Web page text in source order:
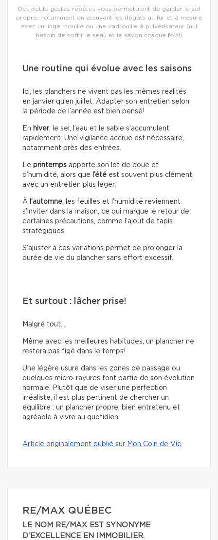
Des petits gestes répétés vous permettront de garder le sol
propre, notamment en essuyant les dégâts au fur et à mesure
avec un linge mouillé ou une vadrouille à pulvérisateur (nul
besoin de sortir le seau et le savon chaque fois!)
Une routine qui évolue avec les saisons
Ici, les planchers ne vivent pas les mêmes réalités
en janvier qu’en juillet. Adapter son entretien selon
la période de l’année est bien pensé!
En hiver, le sel, l’eau et le sable s’accumulent
rapidement. Une vigilance accrue est nécessaire,
notamment près des entrées.
Le printemps apporte son lot de boue et
d’humidité, alors que l’été est souvent plus clément,
avec un entretien plus léger.
À l’automne , les feuilles et l’humidité reviennent
s’inviter dans la maison, ce qui marque le retour de
certaines précautions, comme l’ajout de tapis
stratégiques.
S’ajuster à ces variations permet de prolonger la
durée de vie du plancher sans effort excessif.
Et surtout : lâcher prise!
Malgré tout…
Même avec les meilleures habitudes, un plancher ne
restera pas figé dans le temps!
Une légère usure dans les zones de passage ou
quelques micro-rayures font partie de son évolution
normale. Plutôt que de viser une perfection
irréaliste, il est plus pertinent de chercher un
équilibre : un plancher propre, bien entretenu et
agréable à vivre au quotidien.
Article originalement publié sur Mon Coin de Vie
RE/MAX QUÉBEC
LE NOM RE/MAX EST SYNONYME
D'EXCELLENCE EN IMMOBILIER.